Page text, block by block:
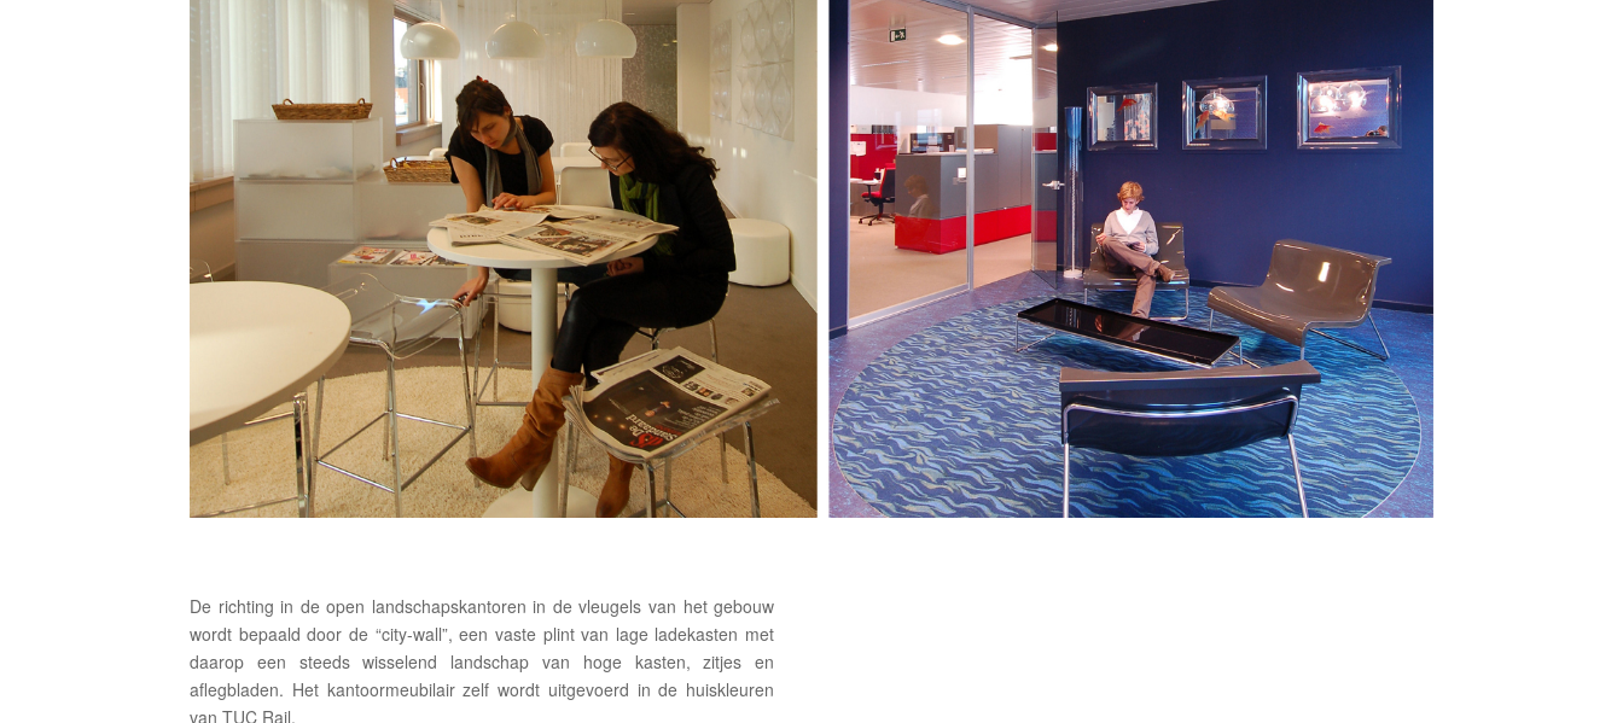
De richting in de open landschapskantoren in de vleugels van het gebouw
wordt bepaald door de “city-wall”, een vaste plint van lage ladekasten met
daarop een steeds wisselend landschap van hoge kasten, zitjes en
aflegbladen. Het kantoormeubilair zelf wordt uitgevoerd in de huiskleuren
van TUC Rail.